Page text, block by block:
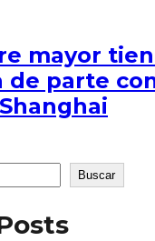
mayor
de parte
Buscar